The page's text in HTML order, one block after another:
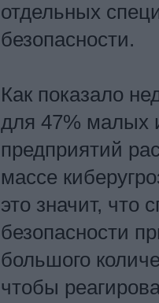
отдельных
безопасности.
Как показало
для 47% малых
предприятий
массе
это значит, что
безопасности
большого
чтобы